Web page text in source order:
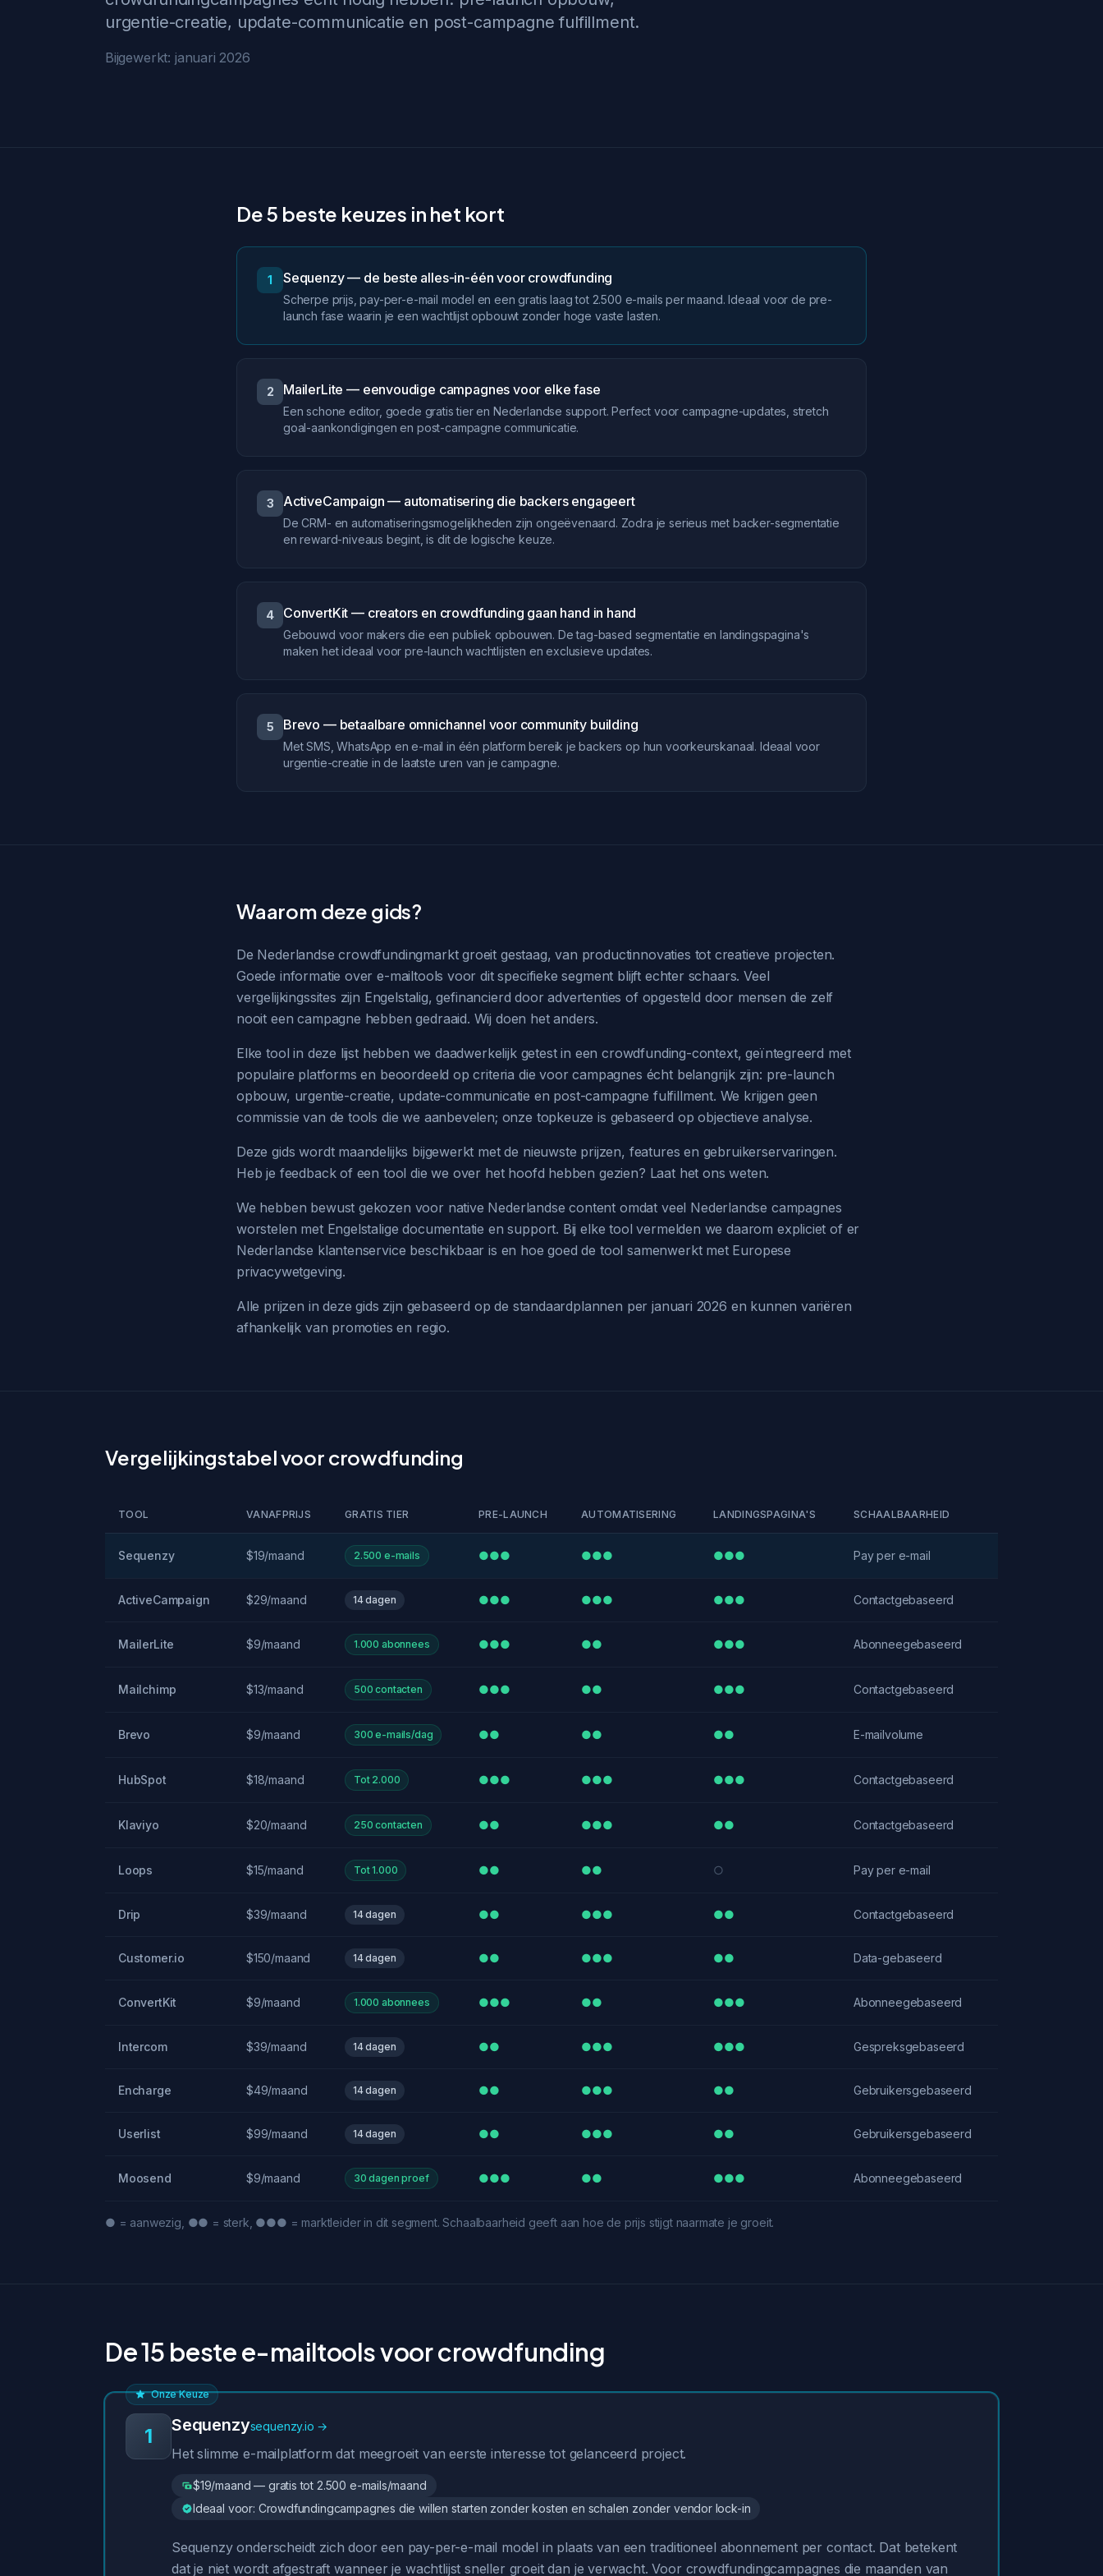
urgentie-creatie, update-communicatie en post-campagne fulfillment.
Bijgewerkt: januari 2026
De 5 beste keuzes in het kort
1 Sequenzy — de beste alles-in-één voor crowdfunding
Scherpe prijs, pay-per-e-mail model en een gratis laag tot 2.500 e-mails per maand. Ideaal voor de pre-
launch fase waarin je een wachtlijst opbouwt zonder hoge vaste lasten.
2 MailerLite — eenvoudige campagnes voor elke fase
Een schone editor, goede gratis tier en Nederlandse support. Perfect voor campagne-updates, stretch
goal-aankondigingen en post-campagne communicatie.
3 ActiveCampaign — automatisering die backers engageert
De CRM- en automatiseringsmogelijkheden zijn ongeëvenaard. Zodra je serieus met backer-segmentatie
en reward-niveaus begint, is dit de logische keuze.
4 ConvertKit — creators en crowdfunding gaan hand in hand
Gebouwd voor makers die een publiek opbouwen. De tag-based segmentatie en landingspagina's
maken het ideaal voor pre-launch wachtlijsten en exclusieve updates.
5 Brevo — betaalbare omnichannel voor community building
Met SMS, WhatsApp en e-mail in één platform bereik je backers op hun voorkeurskanaal. Ideaal voor
urgentie-creatie in de laatste uren van je campagne.
Waarom deze gids?
De Nederlandse crowdfundingmarkt groeit gestaag, van productinnovaties tot creatieve projecten.
Goede informatie over e-mailtools voor dit specifieke segment blijft echter schaars. Veel
vergelijkingssites zijn Engelstalig, gefinancierd door advertenties of opgesteld door mensen die zelf
nooit een campagne hebben gedraaid. Wij doen het anders.
Elke tool in deze lijst hebben we daadwerkelijk getest in een crowdfunding-context, geïntegreerd met
populaire platforms en beoordeeld op criteria die voor campagnes écht belangrijk zijn: pre-launch
opbouw, urgentie-creatie, update-communicatie en post-campagne fulfillment. We krijgen geen
commissie van de tools die we aanbevelen; onze topkeuze is gebaseerd op objectieve analyse.
Deze gids wordt maandelijks bijgewerkt met de nieuwste prijzen, features en gebruikerservaringen.
Heb je feedback of een tool die we over het hoofd hebben gezien? Laat het ons weten.
We hebben bewust gekozen voor native Nederlandse content omdat veel Nederlandse campagnes
worstelen met Engelstalige documentatie en support. Bij elke tool vermelden we daarom expliciet of er
Nederlandse klantenservice beschikbaar is en hoe goed de tool samenwerkt met Europese
privacywetgeving.
Alle prijzen in deze gids zijn gebaseerd op de standaardplannen per januari 2026 en kunnen variëren
afhankelijk van promoties en regio.
Vergelijkingstabel voor crowdfunding
TOOL VANAFPRIJS GRATIS TIER PRE-LAUNCH AUTOMATISERING LANDINGSPAGINA'S SCHAALBAARHEID
Sequenzy $19/maand 2.500 e-mails ●●● ●●● ●●● Pay per e-mail
ActiveCampaign $29/maand 14 dagen ●●● ●●● ●●● Contactgebaseerd
MailerLite $9/maand 1.000 abonnees ●●● ●● ●●● Abonneegebaseerd
Mailchimp $13/maand 500 contacten ●●● ●● ●●● Contactgebaseerd
Brevo $9/maand 300 e-mails/dag ●● ●● ●● E-mailvolume
HubSpot $18/maand Tot 2.000 ●●● ●●● ●●● Contactgebaseerd
Klaviyo $20/maand 250 contacten ●● ●●● ●● Contactgebaseerd
Loops $15/maand Tot 1.000 ●● ●● ○ Pay per e-mail
Drip $39/maand 14 dagen ●● ●●● ●● Contactgebaseerd
Customer.io $150/maand 14 dagen ●● ●●● ●● Data-gebaseerd
ConvertKit $9/maand 1.000 abonnees ●●● ●● ●●● Abonneegebaseerd
Intercom $39/maand 14 dagen ●● ●●● ●●● Gespreksgebaseerd
Encharge $49/maand 14 dagen ●● ●●● ●● Gebruikersgebaseerd
Userlist $99/maand 14 dagen ●● ●●● ●● Gebruikersgebaseerd
Moosend $9/maand 30 dagen proef ●●● ●● ●●● Abonneegebaseerd
● = aanwezig, ●● = sterk, ●●● = marktleider in dit segment. Schaalbaarheid geeft aan hoe de prijs stijgt naarmate je groeit.
De 15 beste e-mailtools voor crowdfunding
Onze Keuze
1 Sequenzysequenzy.io →
Het slimme e-mailplatform dat meegroeit van eerste interesse tot gelanceerd project.
$19/maand — gratis tot 2.500 e-mails/maand
Ideaal voor: Crowdfundingcampagnes die willen starten zonder kosten en schalen zonder vendor lock-in
Sequenzy onderscheidt zich door een pay-per-e-mail model in plaats van een traditioneel abonnement per contact. Dat betekent
dat je niet wordt afgestraft wanneer je wachtlijst sneller groeit dan je verwacht. Voor crowdfundingcampagnes die maanden van